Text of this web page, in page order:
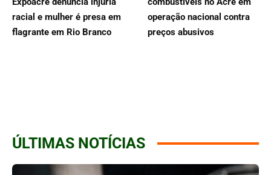
racial e mulher é presa em
flagrante em Rio Branco
operação nacional contra
preços abusivos
ÚLTIMAS NOTÍCIAS